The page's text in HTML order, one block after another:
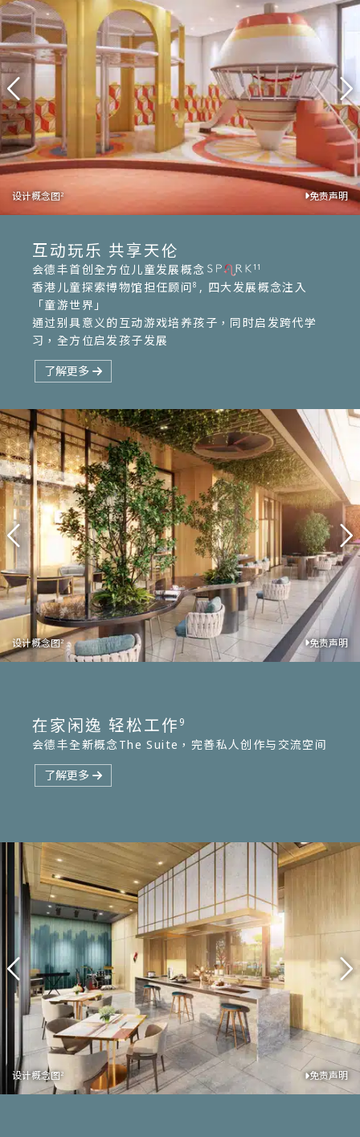
设计概念图2 免责声明
互动玩乐 共享天伦
会德丰首创全方位儿童发展概念 11
香港儿童探索博物馆担任顾问8 , 四大发展概念注入
「童游世界」
通过别具意义的互动游戏培养孩子，同时启发跨代学
习，全方位启发孩子发展
了解更多
设计概念图2 免责声明
设计概念图2 免责声明
设计概念图2 免责声明
设计概念图2 免责声明
设计概念图2 免责声明
在家闲逸 轻松工作 9
会德丰全新概念The Suite，完善私人创作与交流空间
了解更多
设计概念图2 免责声明
The Suite 9,13
设计概念图2 免责声明
库存图片4 免责声明
设计概念图2 免责声明
设计概念图2 免责声明